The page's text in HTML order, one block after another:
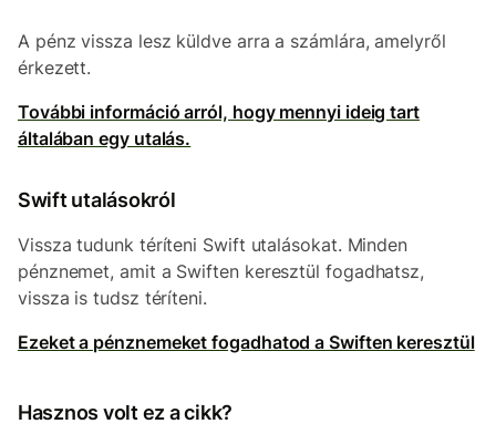
A pénz vissza lesz küldve arra a számlára, amelyről
érkezett.
További információ arról, hogy mennyi ideig tart
általában egy utalás.
Swift utalásokról
Vissza tudunk téríteni Swift utalásokat. Minden
pénznemet, amit a Swiften keresztül fogadhatsz,
vissza is tudsz téríteni.
Ezeket a pénznemeket fogadhatod a Swiften keresztül
Hasznos volt ez a cikk?